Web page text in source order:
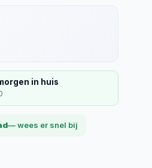
in huis
— wees er snel bij